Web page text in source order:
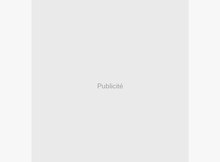
Publicité